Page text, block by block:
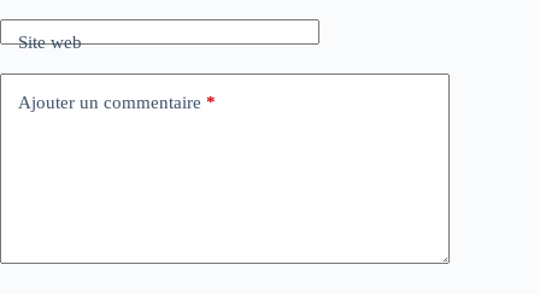
Site web
Ajouter un commentaire *